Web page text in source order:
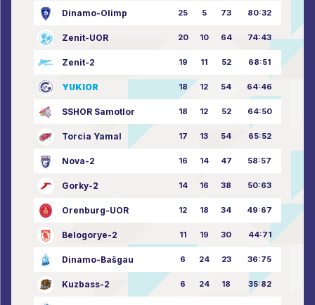
Dinamo-Olimp 25 5 73 80:32
Zenit-UOR 20 10 64 74:43
Zenit-2 19 11 52 68:51
YUKIOR 18 12 54 64:46
SSHOR Samotlor 18 12 52 64:50
Torcia Yamal 17 13 54 65:52
Nova-2 16 14 47 58:57
Gorky-2 14 16 38 50:63
Orenburg-UOR 12 18 34 49:67
Belogorye-2 11 19 30 44:71
Dinamo-Bašgau 6 24 23 36:75
Kuzbass-2 6 24 18 35:82